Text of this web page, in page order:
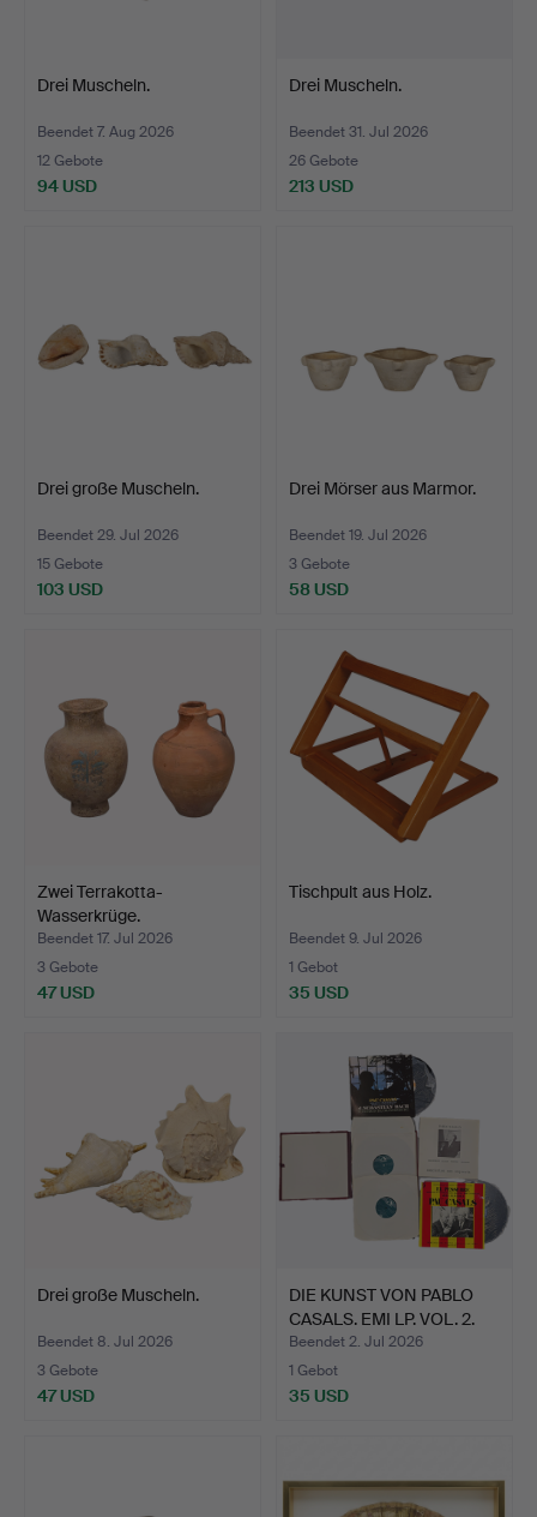
Drei Muscheln.
Beendet 7. Aug 2026
12 Gebote
94 USD
Drei Muscheln.
Beendet 31. Jul 2026
26 Gebote
213 USD
Drei große Muscheln.
Beendet 29. Jul 2026
15 Gebote
103 USD
Drei Mörser aus Marmor.
Beendet 19. Jul 2026
3 Gebote
58 USD
Zwei Terrakotta-
Wasserkrüge.
Beendet 17. Jul 2026
3 Gebote
47 USD
Tischpult aus Holz.
Beendet 9. Jul 2026
1 Gebot
35 USD
Drei große Muscheln.
Beendet 8. Jul 2026
3 Gebote
47 USD
DIE KUNST VON PABLO
CASALS. EMI LP. VOL. 2.
Beendet 2. Jul 2026
1 Gebot
35 USD